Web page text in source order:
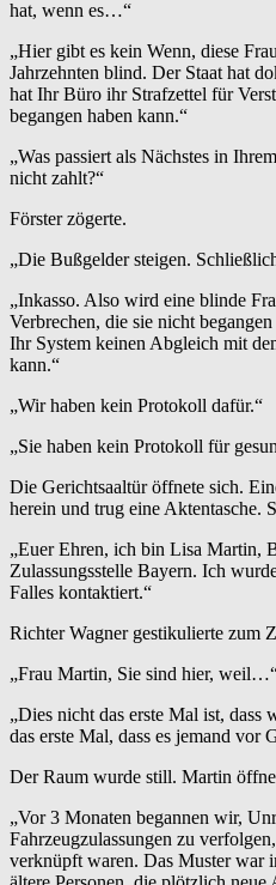
hat, wenn es…“
„Hier gibt es kein Wenn, diese
Jahrzehnten blind. Der Staat hat
hat Ihr Büro ihr Strafzettel für
begangen haben kann.“
„Was passiert als Nächstes in
nicht zahlt?“
Förster zögerte.
„Die Bußgelder steigen.
„Inkasso. Also wird eine blinde
Verbrechen, die sie nicht
Ihr System keinen Abgleich mit
kann.“
„Wir haben kein Protokoll dafür.“
„Sie haben kein Protokoll für
Die Gerichtsaaltür öffnete sich.
herein und trug eine Aktentasche.
„Euer Ehren, ich bin Lisa Martin,
Zulassungsstelle Bayern. Ich
Falles kontaktiert.“
Richter Wagner gestikulierte zum
„Frau Martin, Sie sind hier,
„Dies nicht das erste Mal ist, dass
das erste Mal, dass es jemand vor
Der Raum wurde still. Martin
„Vor 3 Monaten begannen wir,
Fahrzeugzulassungen zu
verknüpft waren. Das Muster war